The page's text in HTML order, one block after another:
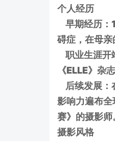
个人经历
早期经历：
碍症，在母亲
职业生涯开
《ELLE》杂
后续发展：
影响力遍布
赛》的摄影师
摄影风格